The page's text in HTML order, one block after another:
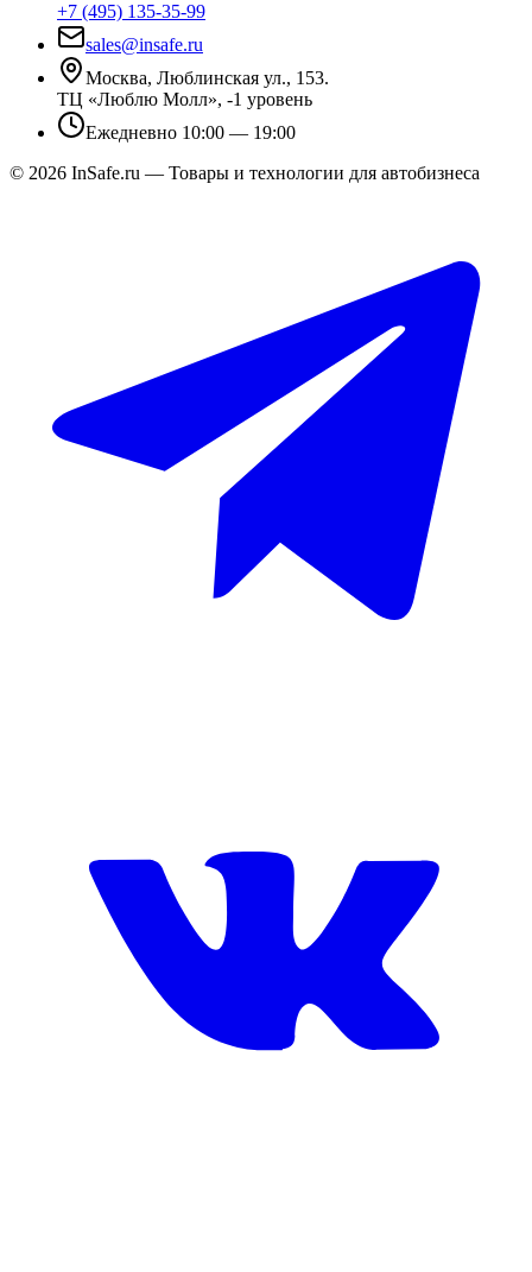
+7 (495) 135-35-99
sales@insafe.ru
Москва, Люблинская ул., 153.
ТЦ «Люблю Молл», -1 уровень
Ежедневно 10:00 — 19:00
© 2026 InSafe.ru — Товары и технологии для автобизнеса